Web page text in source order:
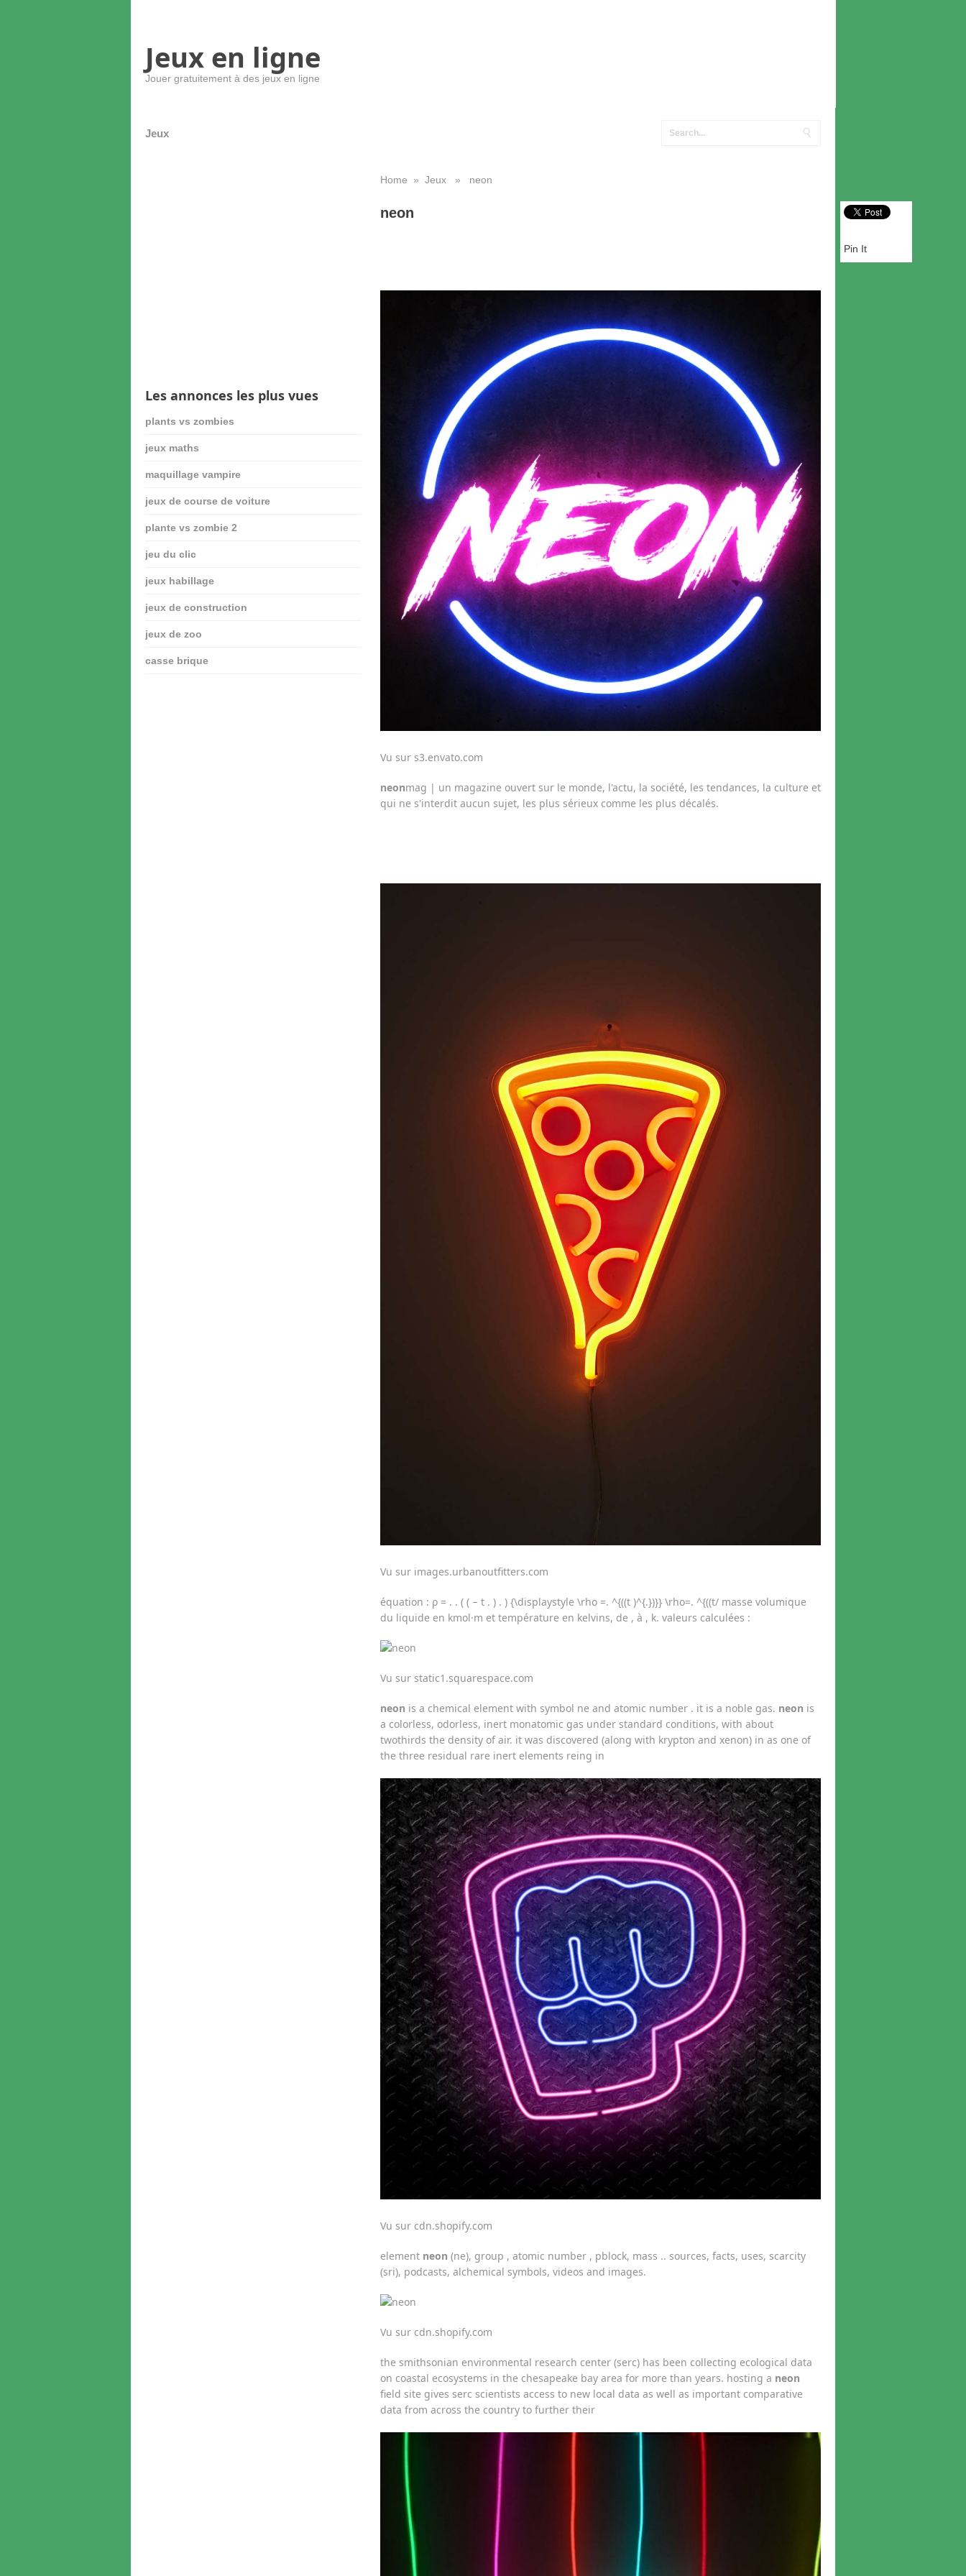
Jeux en ligne
Jouer gratuitement à des jeux en ligne
Jeux
Home » Jeux» neon
neon
Vu sur s3.envato.com
neonmag | un magazine ouvert sur le monde, l'actu, la société, les tendances, la culture et
qui ne s'interdit aucun sujet, les plus sérieux comme les plus décalés.
Vu sur images.urbanoutfitters.com
équation : ρ = . . ( ( − t . ) . ) {\displaystyle \rho =. ^{((t )^{.})}} \rho=. ^{((t/ masse volumique
du liquide en kmol·m et température en kelvins, de , à , k. valeurs calculées :
Vu sur static1.squarespace.com
neon is a chemical element with symbol ne and atomic number . it is a noble gas. neon is
a colorless, odorless, inert monatomic gas under standard conditions, with about
twothirds the density of air. it was discovered (along with krypton and xenon) in as one of
the three residual rare inert elements reing in
Vu sur cdn.shopify.com
element neon (ne), group , atomic number , pblock, mass .. sources, facts, uses, scarcity
(sri), podcasts, alchemical symbols, videos and images.
Vu sur cdn.shopify.com
the smithsonian environmental research center (serc) has been collecting ecological data
on coastal ecosystems in the chesapeake bay area for more than years. hosting a neon
field site gives serc scientists access to new local data as well as important comparative
data from across the country to further their
Pin It
Les annonces les plus vues
plants vs zombies
jeux maths
maquillage vampire
jeux de course de voiture
plante vs zombie 2
jeu du clic
jeux habillage
jeux de construction
jeux de zoo
casse brique